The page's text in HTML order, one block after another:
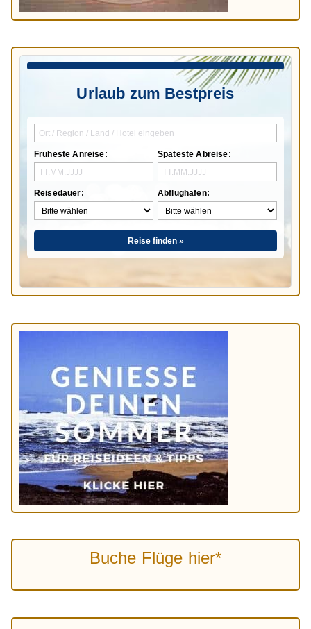
Urlaub zum Bestpreis
Früheste Anreise:
Reisedauer:
Späteste Abreise:
Abflughafen:
Reise finden »
Buche Flüge hier*